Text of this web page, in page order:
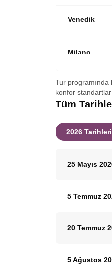
Venedik
Milano
Tur
konfor
Tüm
2026 Tarihleri
25 Mayıs
5 Temmuz
20 Temmuz
5 Ağustos